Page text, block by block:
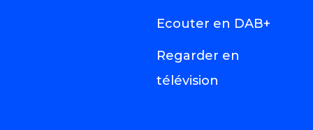
Ecouter en DAB+
Regarder en
télévision